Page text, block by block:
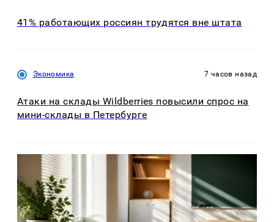
41% работающих россиян трудятся вне штата
Экономика 7 часов назад
Атаки на склады Wildberries повысили спрос на
мини-склады в Петербурге